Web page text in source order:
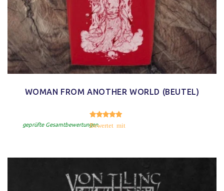
WOMAN FROM ANOTHER WORLD (BEUTEL)
Bewertet mit
geprüfte Gesamtbewertungen